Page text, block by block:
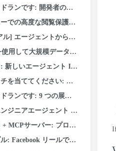
: 開発者のための意思決定ガイド
の高度な閲覧保護の仕組み
ADK を使用して本番環境に対応した AI システムを構築する & ファストAPI
タ パイプラインで部族の知識をマッピングした方法
の初心者ガイド (ステップバイステップ + 実際の使用例)
ォルトでセキュアな Android アプリ用の AI Codemods
の展開方法 (それぞれをいつ使用するか)
Meta の広告ランキングの革新を加速する自律型 AI エージェント
トだけで GitHub に接続してコードをプッシュする方法 (一部…
リールでのソーシャル ディスカバリの強化